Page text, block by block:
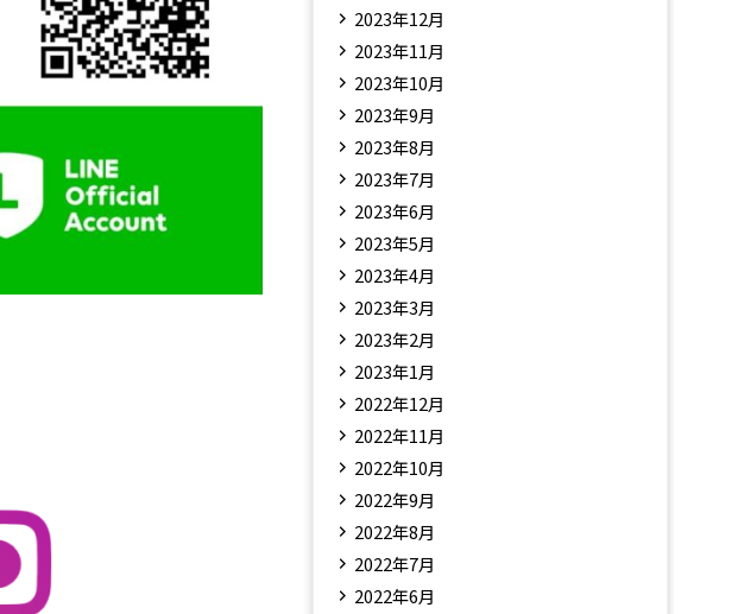
2023年12月
2023年11月
2023年10月
2023年9月
2023年8月
2023年7月
2023年6月
2023年5月
2023年4月
2023年3月
2023年2月
2023年1月
2022年12月
2022年11月
2022年10月
2022年9月
2022年8月
2022年7月
2022年6月